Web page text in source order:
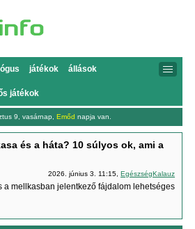
játékok állások
játékok
9, vasárnap, Emőd napja van.
és a háta? 10 súlyos ok, ami a
2026. június 3. 11:15,EgészségKalauz
a mellkasban jelentkező fájdalom lehetséges